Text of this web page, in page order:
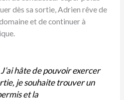
dès sa sortie, Adrien rêve de
et de continuer à
hâte de pouvoir exercer
je souhaite trouver un
et la